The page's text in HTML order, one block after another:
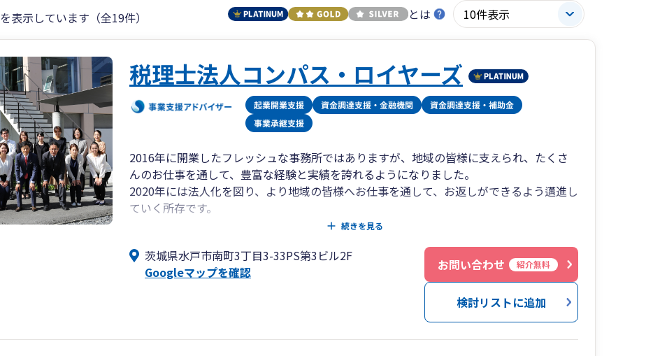
を表示しています（全19件） とは
税理士法人コンパス・ロイヤーズ
2016年に開業したフレッシュな事務所ではありますが、地域の皆様に支えられ、たくさ
んのお仕事を通して、豊富な経験と実績を誇れるようになりました。
2020年には法人化を図り、より地域の皆様へお仕事を通して、お返しができるよう邁進し
ていく所存です。
私は税理士の中では若く、フットワークの軽さをモットーとし、税理士本人がお客様とお
また、士業ネットワークを構築し、弁護士・税理士・司法書士・行政書士など、各分野の
専門家と協力することで、スピーディにご相談やお悩みの解決に対応しています。
変化の早い激動の時代、お困りごとやお悩み事がございましたら、お気軽にご相談くださ
続きを見る
茨城県水戸市南町3丁目3-33PS第3ビル2F
Googleマップを確認
お問い合わせ 紹介無料
検討リストに追加